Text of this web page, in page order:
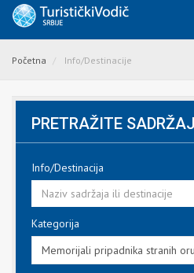
Početna Info/Destinacije
PRETRAŽITE
Info/Destinacija
Kategorija
Memorijali pripadnika stranih